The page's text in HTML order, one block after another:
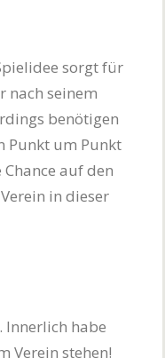
sorgt für
nach seinem
benötigen
Punkt um Punkt
auf den
in dieser
Innerlich habe
Verein stehen!